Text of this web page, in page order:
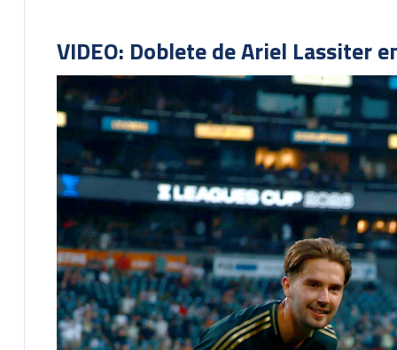
VIDEO: Doblete de Ariel Lassiter